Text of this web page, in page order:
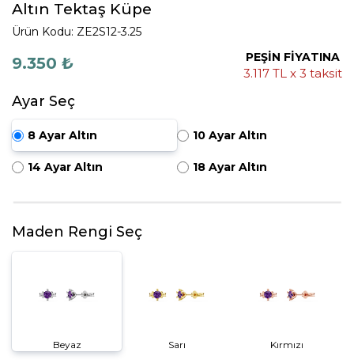
Altın Tektaş Küpe
Ürün Kodu: ZE2S12-3.25
9.350 ₺ PEŞİN FİYATINA
3.117 TL x 3 taksit
Ayar Seç
8 Ayar Altın 10 Ayar Altın
14 Ayar Altın 18 Ayar Altın
Maden Rengi Seç
Beyaz Sarı Kırmızı